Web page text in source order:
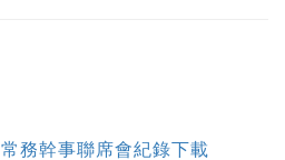
常務幹事聯席會紀錄下載